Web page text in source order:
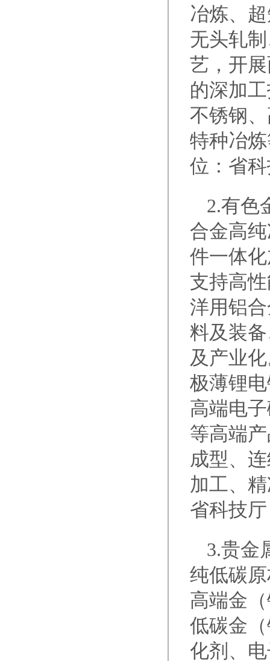
冶炼、
无头轧
艺，开
的深加
不锈钢
特种冶
位：省
2.有色
合金高
件一体
支持高
洋用铝
料及装
及产业
极薄锂
高端电
等高端
成型、
加工、
省科技
3.贵金
纯低碳
高端金
低碳金
化剂、